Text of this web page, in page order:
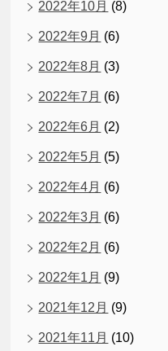
2022年10月 (8)
2022年9月 (6)
2022年8月 (3)
2022年7月 (6)
2022年6月 (2)
2022年5月 (5)
2022年4月 (6)
2022年3月 (6)
2022年2月 (6)
2022年1月 (9)
2021年12月 (9)
2021年11月 (10)